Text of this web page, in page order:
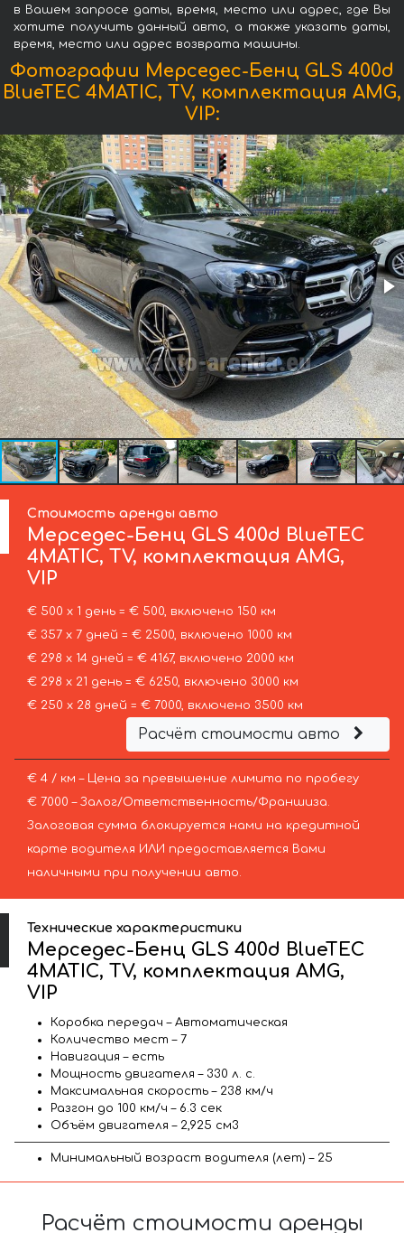
в Вашем запросе даты, время, место или адрес, где Вы
хотите получить данный авто, а также указать даты,
время, место или адрес возврата машины.
Фотографии Мерседес-Бенц GLS 400d
BlueTEC 4MATIC, TV, комплектация AMG,
VIP:
Стоимость аренды авто
Мерседес-Бенц GLS 400d BlueTEC
4MATIC, TV, комплектация AMG,
VIP
€ 500 х 1 день = € 500, включено 150 км
€ 357 х 7 дней = € 2500, включено 1000 км
€ 298 х 14 дней = € 4167, включено 2000 км
€ 298 х 21 день = € 6250, включено 3000 км
€ 250 х 28 дней = € 7000, включено 3500 км
Расчёт стоимости авто
€ 4 / км – Цена за превышение лимита по пробегу
€ 7000 – Залог/Ответственность/Франшиза.
Залоговая сумма блокируется нами на кредитной
карте водителя ИЛИ предоставляется Вами
наличными при получении авто.
Технические характеристики
Мерседес-Бенц GLS 400d BlueTEC
4MATIC, TV, комплектация AMG,
VIP
Коробка передач – Автоматическая
Количество мест – 7
Навигация – есть
Мощность двигателя – 330 л. с.
Максимальная скорость – 238 км/ч
Разгон до 100 км/ч – 6.3 сек
Объём двигателя – 2,925 см3
Минимальный возраст водителя (лет) – 25
Расчёт стоимости аренды